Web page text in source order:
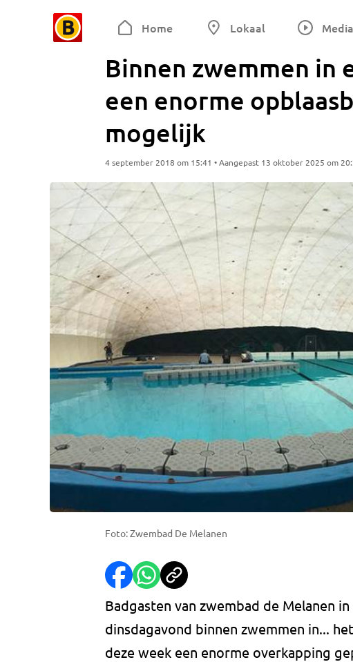
Home Lokaal Media
Binnen zwemmen in
een enorme
mogelijk
4 september 2018 om 15:41 • Aangepast 13 oktober 2025 om
Foto: Zwembad De Melanen
Badgasten van zwembad de Melanen
dinsdagavond binnen zwemmen in...
deze week een enorme overkapping